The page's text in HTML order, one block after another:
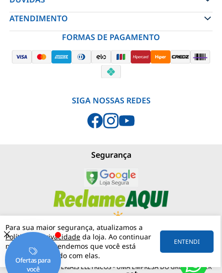
Para sua maior segurança, atualizamos a
Política de Privacidade da loja. Ao continuar
navegando, entendemos que você está
ciente e de acordo com elas.
ENTENDI
ATENDIMENTO
FORMAS DE PAGAMENTO
SIGA NOSSAS REDES
Segurança
PJNEBLINA - LOJA MATERIAIS ELÉTRICOS (11) 97542-0420
RUA MERGENTHALER, 192 VILA LEOPOLDINA
57.158.057/0001-30
PJNEBLINA - MATERIAIS ELÉTRICOS - UMA EMPRESA DO GRUPO MATER